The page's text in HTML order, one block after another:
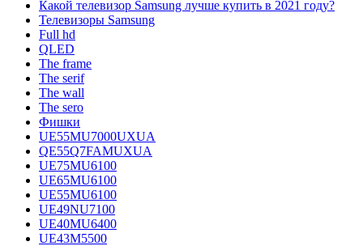
Какой телевизор Samsung лучше купить в 2021 году?
Телевизоры Samsung
Full hd
QLED
The frame
The serif
The wall
The sero
Фишки
UE55MU7000UXUA
QE55Q7FAMUXUA
UE75MU6100
UE65MU6100
UE55MU6100
UE49NU7100
UE40MU6400
UE43M5500